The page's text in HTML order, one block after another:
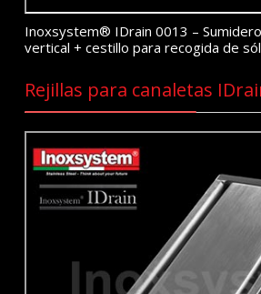
Inoxsystem® IDrain 0013 –
vertical + cestillo para recogida de
Rejillas para canaletas